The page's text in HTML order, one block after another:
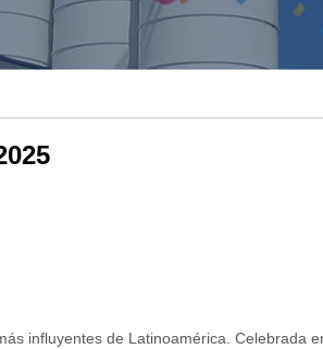
influyentes de Latinoamérica. Celebrada